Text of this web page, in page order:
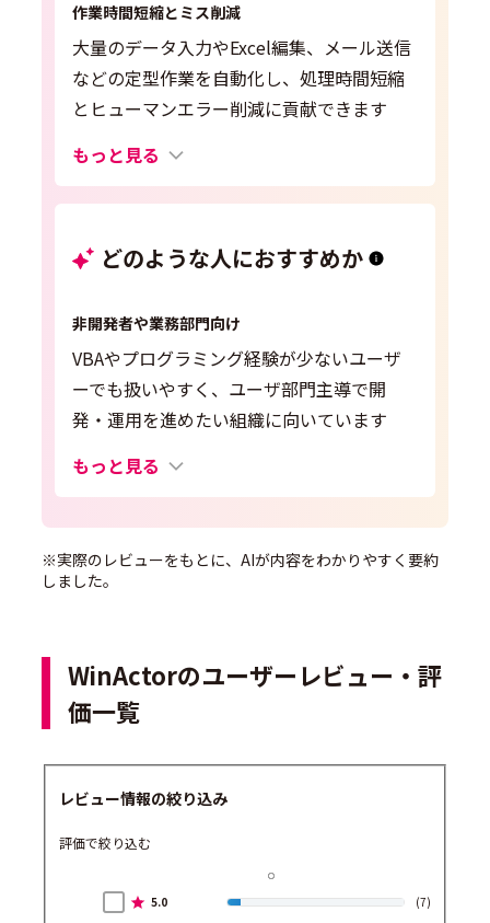
作業時間短縮とミス削減
大量のデータ入力やExcel編集、メール送信
などの定型作業を自動化し、処理時間短縮
とヒューマンエラー削減に貢献できます
もっと見る
どのような人におすすめか
非開発者や業務部門向け
VBAやプログラミング経験が少ないユーザ
ーでも扱いやすく、ユーザ部門主導で開
発・運用を進めたい組織に向いています
もっと見る
※実際のレビューをもとに、AIが内容をわかりやすく要約
しました。
WinActorのユーザーレビュー・評
価一覧
レビュー情報の絞り込み
評価で絞り込む
5.0 (7)